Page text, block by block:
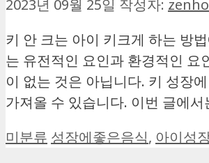
2023년 09월 25일 작성자:
키 안 크는 아이 키크게 하는 방
는 유전적인 요인과 환경적인 요
이 없는 것은 아닙니다. 키 성장
가져올 수 있습니다. 이번 글에
카
미분류 태
성장에좋은음식, 아이성